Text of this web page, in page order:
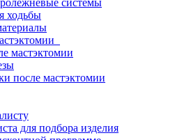
системы
ходьбы
мастэктомии
после мастэктомии
для подбора изделия